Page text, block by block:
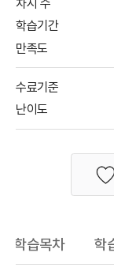
차시 수
학습기간
만족도
수료기준
난이도
학습목차 학